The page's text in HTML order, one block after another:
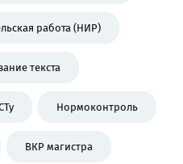
работа (НИР)
текста
Нормоконтроль
ВКР магистра